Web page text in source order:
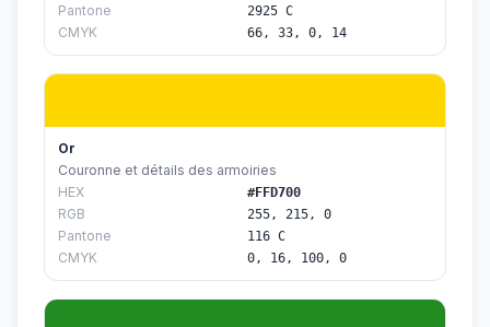
Pantone 2925 C
CMYK 66, 33, 0, 14
Or
Couronne et détails des armoiries
HEX
#FFD700
RGB 255, 215, 0
Pantone 116 C
CMYK 0, 16, 100, 0